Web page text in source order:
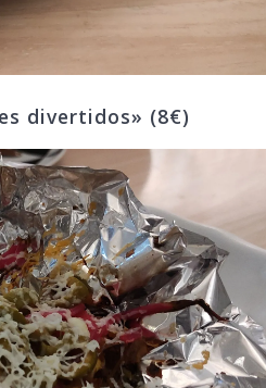
divertidos» (8€)